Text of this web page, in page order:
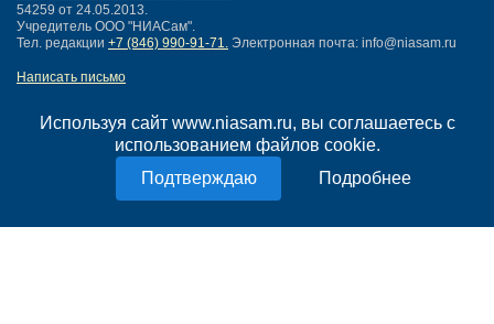
Используя сайт www.niasam.ru, вы соглашаетесь с
использованием файлов cookie.
Подробнее
54259 от 24.05.2013.
Учредитель ООО "НИАСам".
Тел. редакции +7 (846) 990-91-71. Электронная почта: info@niasam.ru
Написать письмо
Нашли ошибку?
Политика конфиденциальности